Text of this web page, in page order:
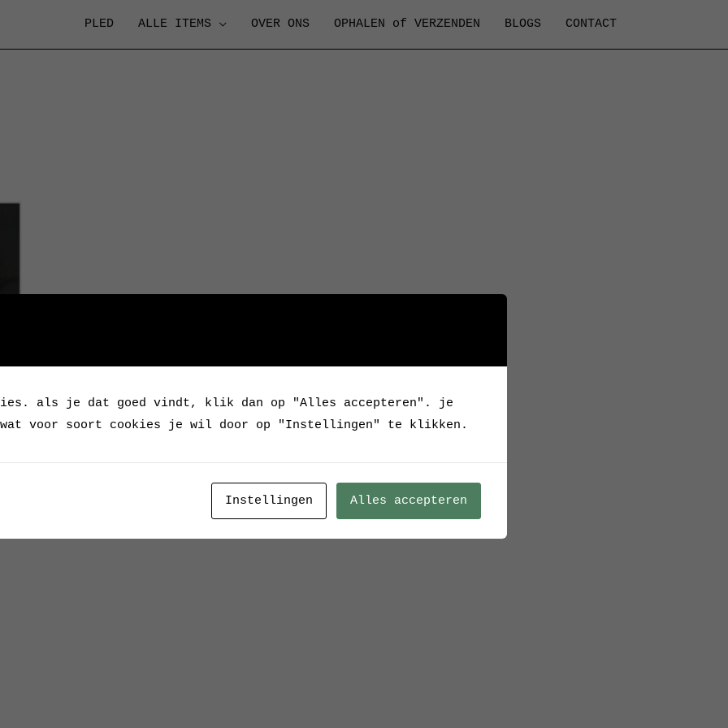
PLED ALLE ITEMS OVER ONS OPHALEN of VERZENDEN BLOGS CONTACT
als je dat goed vindt, klik dan op "Alles accepteren". je
wat voor soort cookies je wil door op "Instellingen" te klikken.
Instellingen Alles accepteren